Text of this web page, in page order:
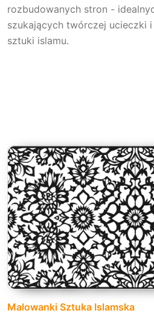
rozbudowanych stron -
szukających twórczej ucieczki i
sztuki islamu.
Malowanki Sztuka Islamska